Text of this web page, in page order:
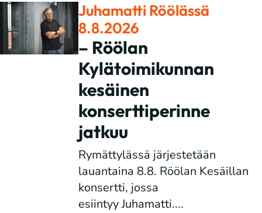
Juhamatti Röölässä
8.8.2026
– Röölan
Kylätoimikunnan
kesäinen
konserttiperinne
jatkuu
Rymättylässä järjestetään
lauantaina 8.8. Röölan Kesäillan
konsertti, jossa
esiintyy Juhamatti....